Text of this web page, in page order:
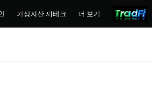
가상자산 재테크 더 보기